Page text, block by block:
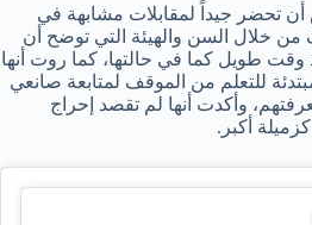
تحضر جيداً لمقابلات مشابهة في
من خلال السن والهيئة التي توضح أن
وقت طويل كما في حالتها، كما روت أنها
للتعلم من الموقف لمتابعة صانعي
وأكدت أنها لم تقصد إحراج
كزميلة أكبر.